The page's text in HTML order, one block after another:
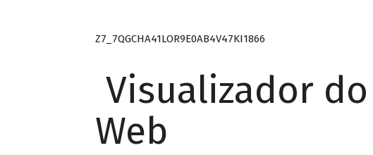
Z7_7QGCHA41LOR9E0AB4V47KI1866
Visualizador
Web